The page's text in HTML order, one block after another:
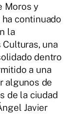
Moros y
continuado
la
una
dentro
a una
algunos de
de la ciudad
Javier